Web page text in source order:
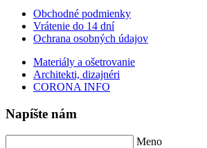
Obchodné podmienky
Vrátenie do 14 dní
Ochrana osobných údajov
Materiály a ošetrovanie
Architekti, dizajnéri
CORONA INFO
Napíšte nám
Meno